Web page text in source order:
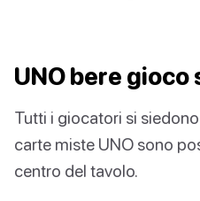
UNO bere gioco
Tutti i giocatori si
carte miste UNO sono
centro del tavolo.